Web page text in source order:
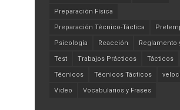
Preparación Física
Preparación Técnico-Táctica
Psicología Reacción Reglamento
Test Trabajos Prácticos Tácticos
Técnicos Técnicos Tácticos
Video Vocabularios y Frases